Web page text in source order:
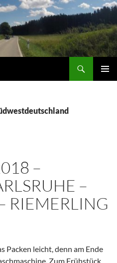
–
–
RIEMERLING
Packen leicht, denn am Ende
Zum Frühstück